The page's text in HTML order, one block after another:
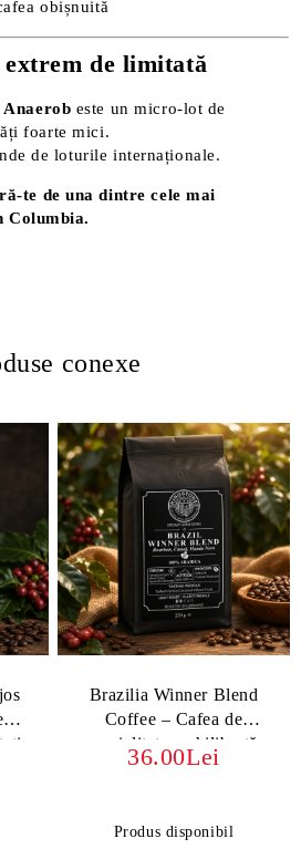
obișnuită
de limitată
este un micro-lot de
foarte mici.
de loturile internaționale.
te de una dintre cele mai
Columbia.
conexe
Brazilia Winner Blend
Coffee – Cafea de
specialitate, echilibrată,
cremoasă, cu note dulci și
36.00Lei
Produs disponibil